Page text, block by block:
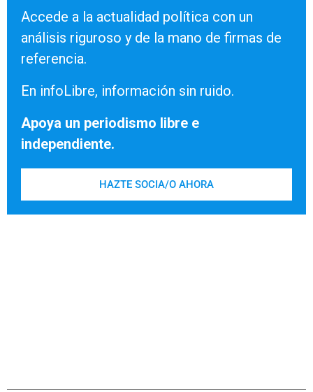
Accede a la actualidad política con un
análisis riguroso y de la mano de firmas de
referencia.
En infoLibre, información sin ruido.
Apoya un periodismo libre e
independiente.
HAZTE SOCIA/O AHORA